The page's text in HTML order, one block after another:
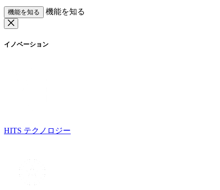
機能を知る 機能を知る
イノベーション
HITS テクノロジー